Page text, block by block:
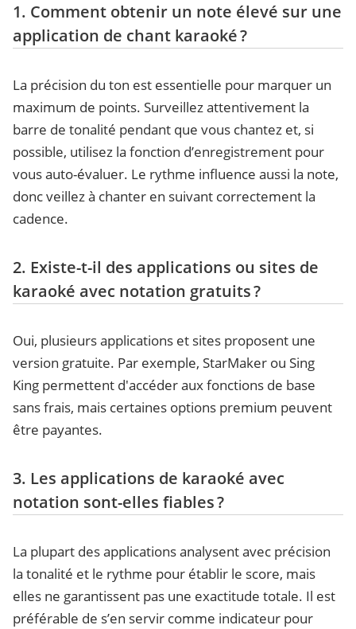
1. Comment obtenir un note élevé sur une
application de chant karaoké ?
La précision du ton est essentielle pour marquer un
maximum de points. Surveillez attentivement la
barre de tonalité pendant que vous chantez et, si
possible, utilisez la fonction d’enregistrement pour
vous auto-évaluer. Le rythme influence aussi la note,
donc veillez à chanter en suivant correctement la
cadence.
2. Existe-t-il des applications ou sites de
karaoké avec notation gratuits ?
Oui, plusieurs applications et sites proposent une
version gratuite. Par exemple, StarMaker ou Sing
King permettent d'accéder aux fonctions de base
sans frais, mais certaines options premium peuvent
être payantes.
3. Les applications de karaoké avec
notation sont-elles fiables ?
La plupart des applications analysent avec précision
la tonalité et le rythme pour établir le score, mais
elles ne garantissent pas une exactitude totale. Il est
préférable de s’en servir comme indicateur pour